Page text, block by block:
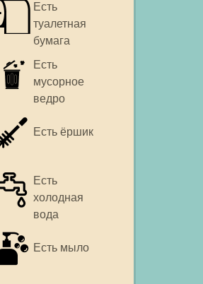
Есть
туалетная
бумага
Есть
мусорное
ведро
Есть ёршик
Есть
холодная
вода
Есть мыло